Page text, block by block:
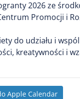
2026 ze
Promocji i
do udziału i
kreatywności i
Apple Calendar